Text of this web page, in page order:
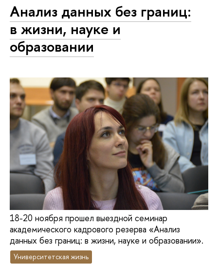
Анализ данных без границ:
в жизни, науке и
образовании
18-20 ноября прошел выездной семинар
академического кадрового резерва «Анализ
данных без границ: в жизни, науке и образовании».
Университетская жизнь